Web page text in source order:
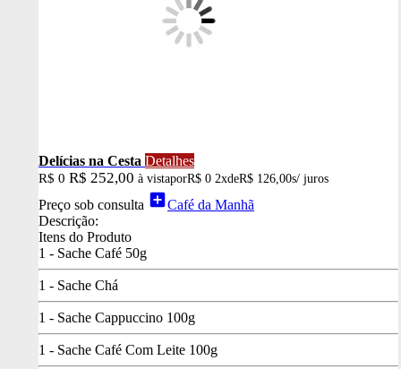
Delícias na Cesta Detalhes
R$ 0 R$ 252,00 à vistaporR$ 0 2xdeR$ 126,00s/ juros
Preço sob consulta add_boxCafé da Manhã
Descrição:
Itens do Produto
1 - Sache Café 50g
1 - Sache Chá
1 - Sache Cappuccino 100g
1 - Sache Café Com Leite 100g